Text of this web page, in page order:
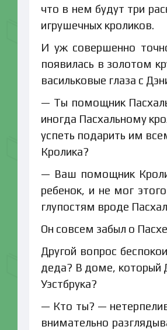
что в нем будут три
игрушечных кроликов.
И уж совершенно
появилась в золотом
васильковые глаза с
— Ты помощник
иногда Пасхальному
успеть подарить им
Кролика?
— Ваш помощник
ребенок, и не мог
глупостям вроде
Он совсем забыл о
Другой вопрос
деда? В доме, который
Уэстбрука?
— Кто ты? —
внимательно